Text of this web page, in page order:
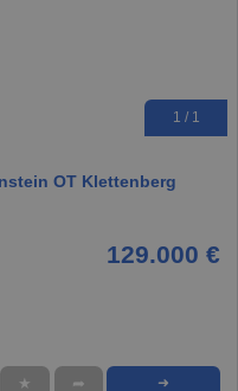
1 / 1
OT Klettenberg
129.000 €
★ ➦ ➜